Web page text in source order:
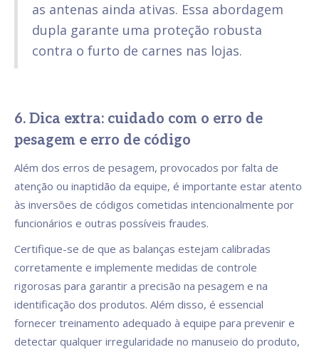
as antenas ainda ativas. Essa abordagem
dupla garante uma proteção robusta
contra o furto de carnes nas lojas.
6. Dica extra: cuidado com o erro de
pesagem e erro de código
Além dos erros de pesagem, provocados por falta de
atenção ou inaptidão da equipe, é importante estar atento
às inversões de códigos cometidas intencionalmente por
funcionários e outras possíveis fraudes.
Certifique-se de que as balanças estejam calibradas
corretamente e implemente medidas de controle
rigorosas para garantir a precisão na pesagem e na
identificação dos produtos. Além disso, é essencial
fornecer treinamento adequado à equipe para prevenir e
detectar qualquer irregularidade no manuseio do produto,